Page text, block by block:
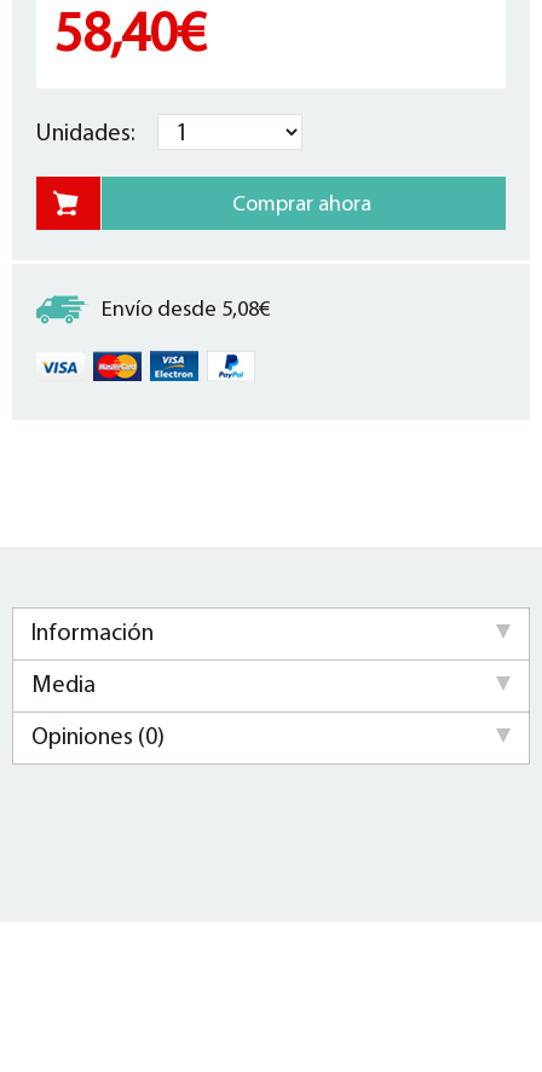
58,40€
Unidades:
Envío desde 5,08€
Información
Media
Opiniones (0)